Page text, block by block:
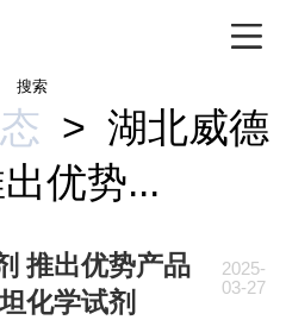
搜索
> 湖北威德
优势...
推出优势产品
化学试剂
2025-
03-27